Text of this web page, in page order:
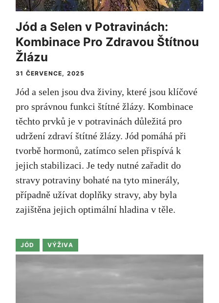
Jód a Selen v Potravinách:
Kombinace Pro Zdravou Štítnou
Žlázu
31 ČERVENCE, 2025
Jód a selen jsou dva živiny, které jsou klíčové
pro správnou funkci štítné žlázy. Kombinace
těchto prvků je v potravinách důležitá pro
udržení zdraví štítné žlázy. Jód pomáhá při
tvorbě hormonů, zatímco selen přispívá k
jejich stabilizaci. Je tedy nutné zařadit do
stravy potraviny bohaté na tyto minerály,
případně užívat doplňky stravy, aby byla
zajištěna jejich optimální hladina v těle.
JÓD VÝŽIVA